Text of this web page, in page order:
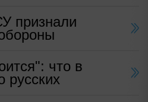
признали
что в
русских